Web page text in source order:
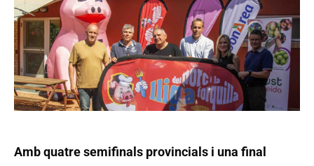
Amb quatre semifinals provincials i una final